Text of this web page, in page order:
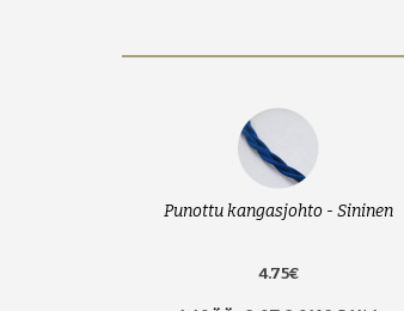
Punottu kangasjohto - Sininen
4.75€